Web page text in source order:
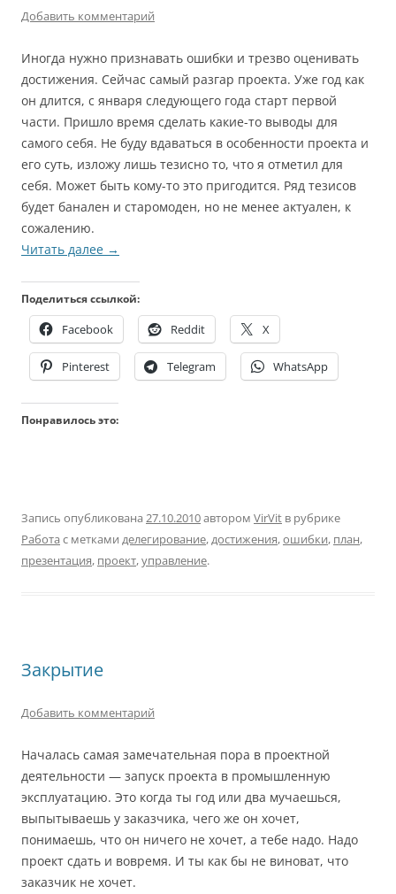
Добавить комментарий
Иногда нужно признавать ошибки и трезво оценивать
достижения. Сейчас самый разгар проекта. Уже год как
он длится, с января следующего года старт первой
части. Пришло время сделать какие-то выводы для
самого себя. Не буду вдаваться в особенности проекта и
его суть, изложу лишь тезисно то, что я отметил для
себя. Может быть кому-то это пригодится. Ряд тезисов
будет банален и старомоден, но не менее актуален, к
сожалению.
Читать далее →
Поделиться ссылкой:
Facebook Reddit X
Pinterest Telegram WhatsApp
Понравилось это:
Запись опубликована 27.10.2010автором VirVit в рубрике
Работа с метками делегирование,достижения,ошибки, план,
презентация, проект,управление.
Закрытие
Добавить комментарий
Началась самая замечательная пора в проектной
деятельности — запуск проекта в промышленную
эксплуатацию. Это когда ты год или два мучаешься,
выпытываешь у заказчика, чего же он хочет,
понимаешь, что он ничего не хочет, а тебе надо. Надо
проект сдать и вовремя. И ты как бы не виноват, что
заказчик не хочет.